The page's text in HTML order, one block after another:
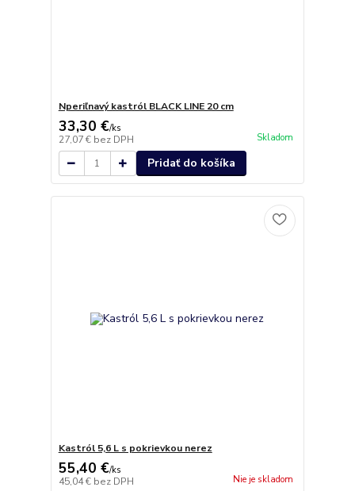
Nperiľnavý kastról BLACK LINE 20 cm
33,30 €/ks
27,07 € bez DPH Skladom
Pridať do košíka
Kastról 5,6 L s pokrievkou nerez
55,40 €/ks
45,04 € bez DPH Nie je skladom